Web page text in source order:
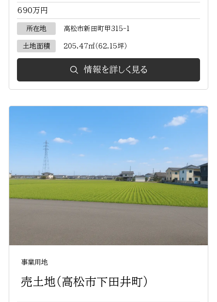
690万円
所在地 高松市新田町甲315-1
土地面積 205.47㎡（62.15坪）
情報を詳しく見る
事業用地
売土地（高松市下田井町）